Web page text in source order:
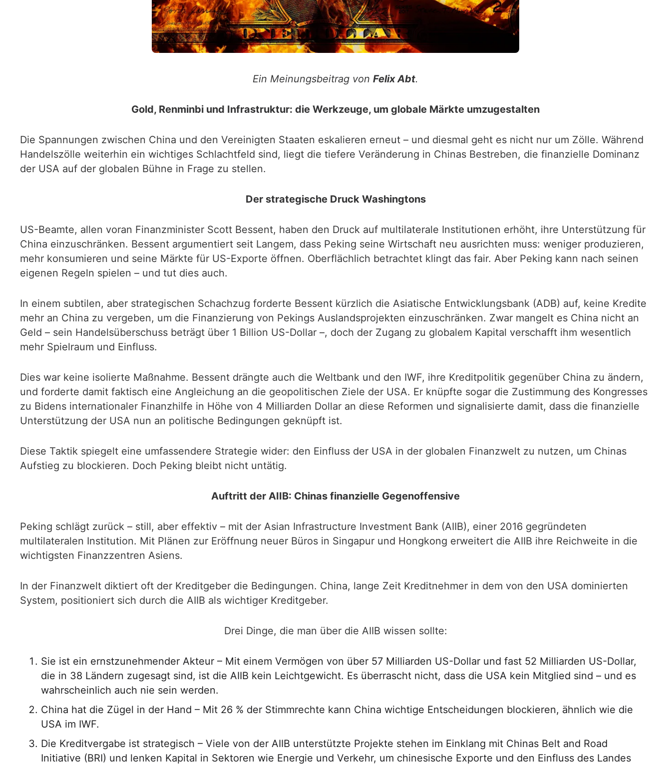
Ein Meinungsbeitrag von Felix Abt.
Gold, Renminbi und Infrastruktur: die Werkzeuge, um globale Märkte umzugestalten
Die Spannungen zwischen China und den Vereinigten Staaten eskalieren erneut – und diesmal geht es nicht nur um Zölle. Während
Handelszölle weiterhin ein wichtiges Schlachtfeld sind, liegt die tiefere Veränderung in Chinas Bestreben, die finanzielle Dominanz
der USA auf der globalen Bühne in Frage zu stellen.
Der strategische Druck Washingtons
US-Beamte, allen voran Finanzminister Scott Bessent, haben den Druck auf multilaterale Institutionen erhöht, ihre Unterstützung für
China einzuschränken. Bessent argumentiert seit Langem, dass Peking seine Wirtschaft neu ausrichten muss: weniger produzieren,
mehr konsumieren und seine Märkte für US-Exporte öffnen. Oberflächlich betrachtet klingt das fair. Aber Peking kann nach seinen
eigenen Regeln spielen – und tut dies auch.
In einem subtilen, aber strategischen Schachzug forderte Bessent kürzlich die Asiatische Entwicklungsbank (ADB) auf, keine Kredite
mehr an China zu vergeben, um die Finanzierung von Pekings Auslandsprojekten einzuschränken. Zwar mangelt es China nicht an
Geld – sein Handelsüberschuss beträgt über 1 Billion US-Dollar –, doch der Zugang zu globalem Kapital verschafft ihm wesentlich
mehr Spielraum und Einfluss.
Dies war keine isolierte Maßnahme. Bessent drängte auch die Weltbank und den IWF, ihre Kreditpolitik gegenüber China zu ändern,
und forderte damit faktisch eine Angleichung an die geopolitischen Ziele der USA. Er knüpfte sogar die Zustimmung des Kongresses
zu Bidens internationaler Finanzhilfe in Höhe von 4 Milliarden Dollar an diese Reformen und signalisierte damit, dass die finanzielle
Unterstützung der USA nun an politische Bedingungen geknüpft ist.
Diese Taktik spiegelt eine umfassendere Strategie wider: den Einfluss der USA in der globalen Finanzwelt zu nutzen, um Chinas
Aufstieg zu blockieren. Doch Peking bleibt nicht untätig.
Auftritt der AIIB: Chinas finanzielle Gegenoffensive
Peking schlägt zurück – still, aber effektiv – mit der Asian Infrastructure Investment Bank (AIIB), einer 2016 gegründeten
multilateralen Institution. Mit Plänen zur Eröffnung neuer Büros in Singapur und Hongkong erweitert die AIIB ihre Reichweite in die
wichtigsten Finanzzentren Asiens.
In der Finanzwelt diktiert oft der Kreditgeber die Bedingungen. China, lange Zeit Kreditnehmer in dem von den USA dominierten
System, positioniert sich durch die AIIB als wichtiger Kreditgeber.
Drei Dinge, die man über die AIIB wissen sollte:
Sie ist ein ernstzunehmender Akteur – Mit einem Vermögen von über 57 Milliarden US-Dollar und fast 52 Milliarden US-Dollar,
die in 38 Ländern zugesagt sind, ist die AIIB kein Leichtgewicht. Es überrascht nicht, dass die USA kein Mitglied sind – und es
wahrscheinlich auch nie sein werden.
China hat die Zügel in der Hand – Mit 26 % der Stimmrechte kann China wichtige Entscheidungen blockieren, ähnlich wie die
USA im IWF.
Die Kreditvergabe ist strategisch – Viele von der AIIB unterstützte Projekte stehen im Einklang mit Chinas Belt and Road
Initiative (BRI) und lenken Kapital in Sektoren wie Energie und Verkehr, um chinesische Exporte und den Einfluss des Landes